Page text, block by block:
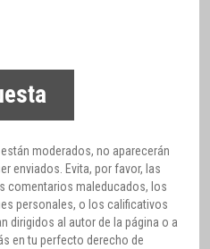
moderados, no aparecerán
enviados. Evita, por favor, las
comentarios maleducados, los
personales, o los calificativos
dirigidos al autor de la página o a
en tu perfecto derecho de